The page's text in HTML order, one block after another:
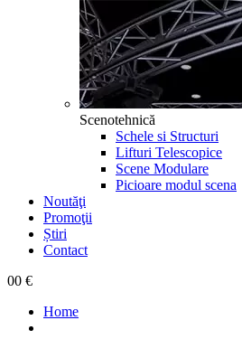
Scenotehnică
Schele si Structuri
Lifturi Telescopice
Scene Modulare
Picioare modul scena
Noutăţi
Promoţii
Știri
Contact
00 €
Home